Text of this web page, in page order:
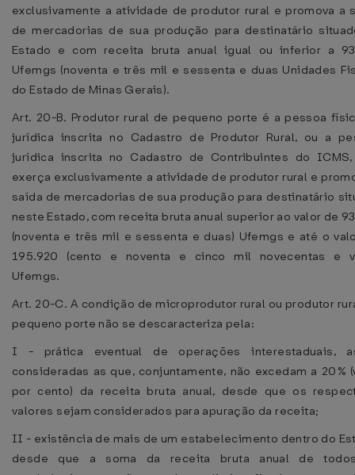
exclusivamente a atividade de produtor rural e promova a
de mercadorias de sua produção para destinatário
Estado e com receita bruta anual igual ou inferior a
Ufemgs (noventa e três mil e sessenta e duas Unidades
do Estado de Minas Gerais).
Art. 20-B. Produtor rural de pequeno porte é a pessoa
jurídica inscrita no Cadastro de Produtor Rural, ou a
jurídica inscrita no Cadastro de Contribuintes do
exerça exclusivamente a atividade de produtor rural e
saída de mercadorias de sua produção para destinatário
neste Estado, com receita bruta anual superior ao valor de
(noventa e três mil e sessenta e duas) Ufemgs e até o
195.920 (cento e noventa e cinco mil novecentas e
Ufemgs.
Art. 20-C. A condição de microprodutor rural ou produtor
pequeno porte não se descaracteriza pela:
I - prática eventual de operações interestaduais,
consideradas as que, conjuntamente, não excedam a 20%
por cento) da receita bruta anual, desde que os
valores sejam considerados para apuração da receita;
II - existência de mais de um estabelecimento dentro do
desde que a soma da receita bruta anual de